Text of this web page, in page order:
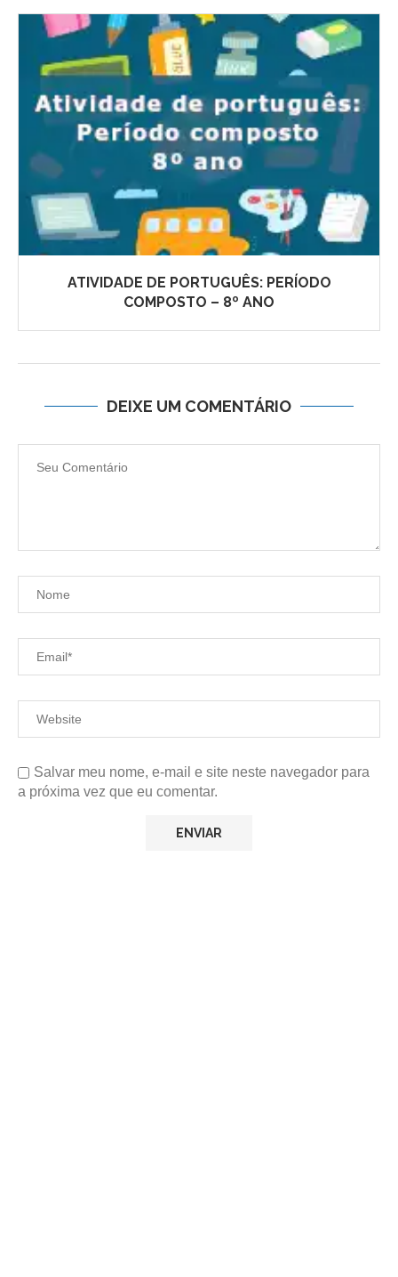
ATIVIDADE DE PORTUGUÊS: PERÍODO
COMPOSTO – 8º ANO
DEIXE UM COMENTÁRIO
Salvar meu nome, e-mail e site neste navegador para
a próxima vez que eu comentar.